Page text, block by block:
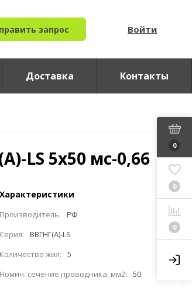
запрос Войти
Доставка Контакты
0
0
0
LS 5x50 мс-0,66
Характеристики
Производитель: РФ
Серия: ВВГНГ(A)-LS
Количество жил: 5
Номин. сечение проводника, мм2: 50